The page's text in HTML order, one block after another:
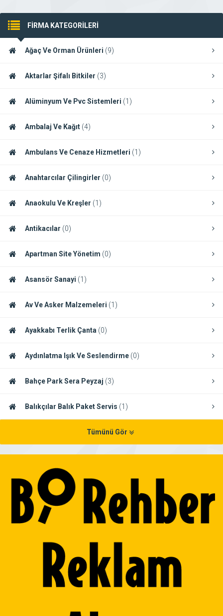
FİRMA KATEGORİLERİ
Ağaç Ve Orman Ürünleri (9)
Aktarlar Şifalı Bitkiler (3)
Alüminyum Ve Pvc Sistemleri (1)
Ambalaj Ve Kağıt (4)
Ambulans Ve Cenaze Hizmetleri (1)
Anahtarcılar Çilingirler (0)
Anaokulu Ve Kreşler (1)
Antikacılar (0)
Apartman Site Yönetim (0)
Asansör Sanayi (1)
Av Ve Asker Malzemeleri (1)
Ayakkabı Terlik Çanta (0)
Aydınlatma Işık Ve Seslendirme (0)
Bahçe Park Sera Peyzaj (3)
Balıkçılar Balık Paket Servis (1)
Tümünü Gör